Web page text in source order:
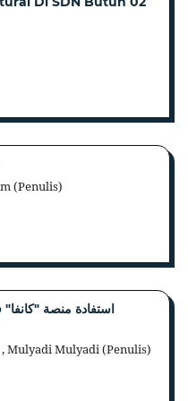
(Penulis)
استفادة منصة
Mulyadi Mulyadi (Penulis)